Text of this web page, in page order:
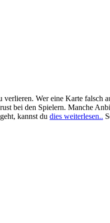
Wer eine Karte falsch
bei den Spielern. Manche
kannst du dies weiterlesen..